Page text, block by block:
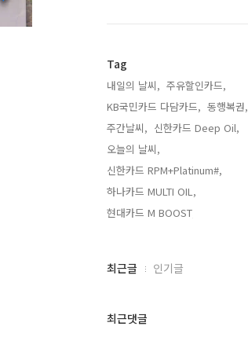
Tag
내일의 날씨, 주유할인카드,
KB국민카드 다담카드, 동행복권,
주간날씨, 신한카드 Deep Oil,
오늘의 날씨,
신한카드 RPM+Platinum#,
하나카드 MULTI OIL,
현대카드 M BOOST,
최
과
최근글 인기글
최근댓글